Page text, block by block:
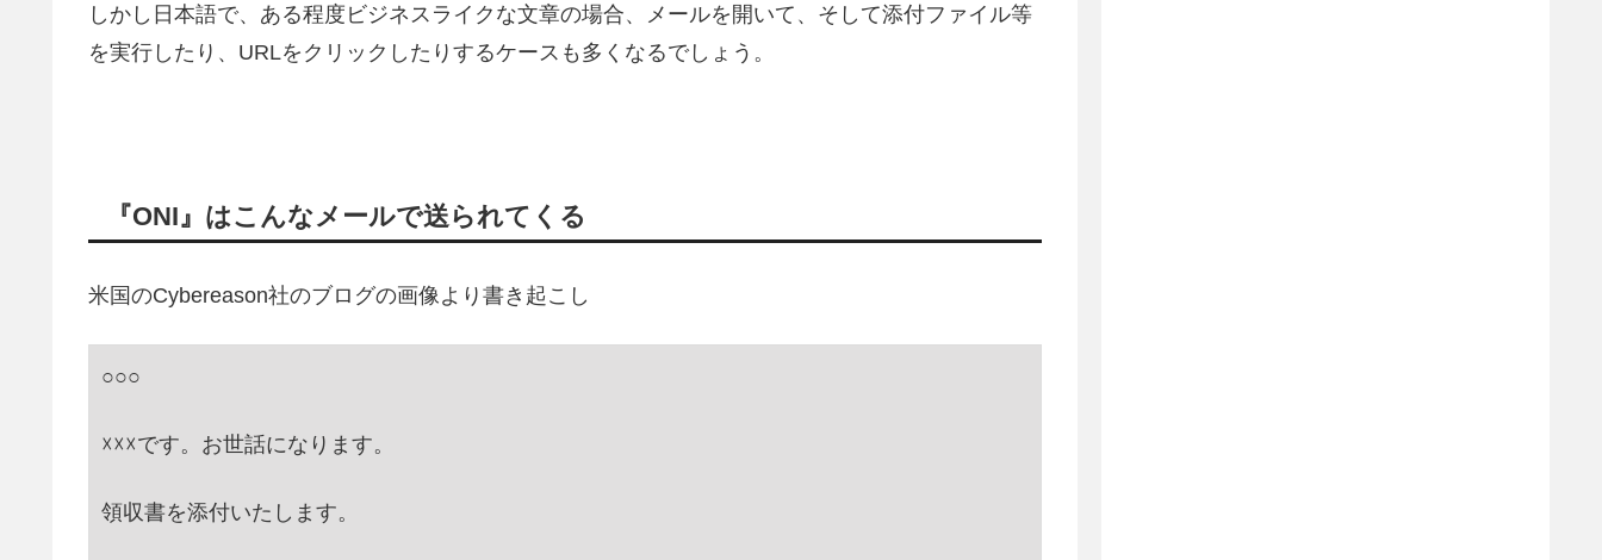
しかし日本語で、ある程度ビジネスライクな文章の場合、メールを開いて、そして添付ファイル等
を実行したり、URLをクリックしたりするケースも多くなるでしょう。
『ONI』はこんなメールで送られてくる
米国のCybereason社のブログの画像より書き起こし
○○○
☓☓☓です。お世話になります。
領収書を添付いたします。